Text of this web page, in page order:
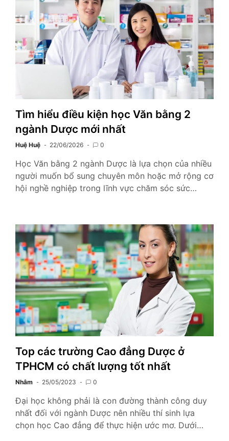
Tìm hiểu điều kiện học Văn bằng 2
ngành Dược mới nhất
Huệ Huệ 22/06/2026 0
Học Văn bằng 2 ngành Dược là lựa chọn của nhiều
người muốn bổ sung chuyên môn hoặc mở rộng cơ
hội nghề nghiệp trong lĩnh vực chăm sóc sức…
Top các trường Cao đẳng Dược ở
TPHCM có chất lượng tốt nhất
Nhâm 25/05/2023 0
Đại học không phải là con đường thành công duy
nhất đối với ngành Dược nên nhiều thí sinh lựa
chọn học Cao đẳng để thực hiện ước mơ. Dưới…